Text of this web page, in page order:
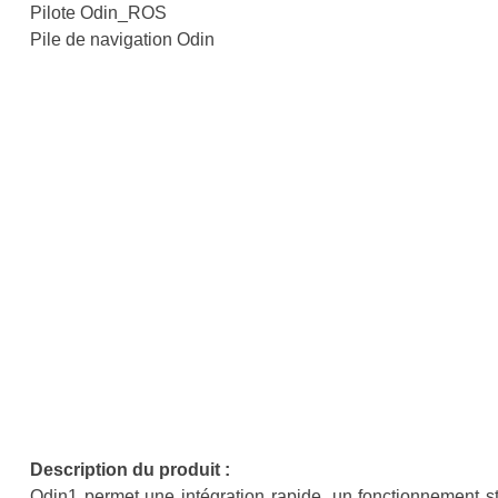
Pilote Odin_ROS
Pile de navigation Odin
Description du produit :